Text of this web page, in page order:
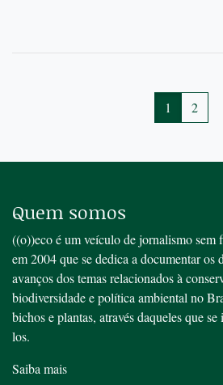
1 2
Quem somos
((o))eco é um veículo de jornalismo sem
em 2004 que se dedica a documentar os
avanços dos temas relacionados à
biodiversidade e política ambiental no
bichos e plantas, através daqueles que
los.
Saiba mais